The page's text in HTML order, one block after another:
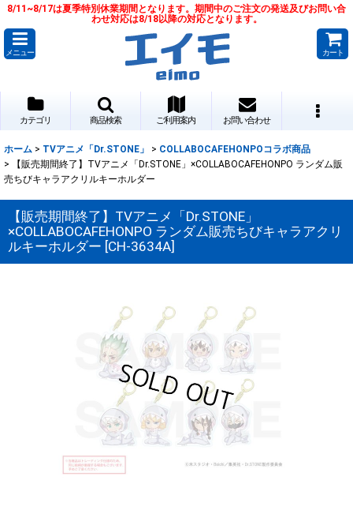
8/11~8/17は夏季特別休業期間となります。期間中のご注文の発送及びお問い合
わせ対応は8/18以降の対応となります。
メニュー カート
カテゴリ 商品検索 ご利用案内 お問い合わせ
ホーム > TVアニメ「Dr.STONE」 > COLLABOCAFEHONPOコラボ商品
>
【販売期間終了】TVアニメ「Dr.STONE」×COLLABOCAFEHONPO ランダム販
売ちびキャラアクリルキーホルダー
【販売期間終了】TVアニメ「Dr.STONE」
×COLLABOCAFEHONPO ランダム販売ちびキャラアクリ
ルキーホルダー [CH-3634A]